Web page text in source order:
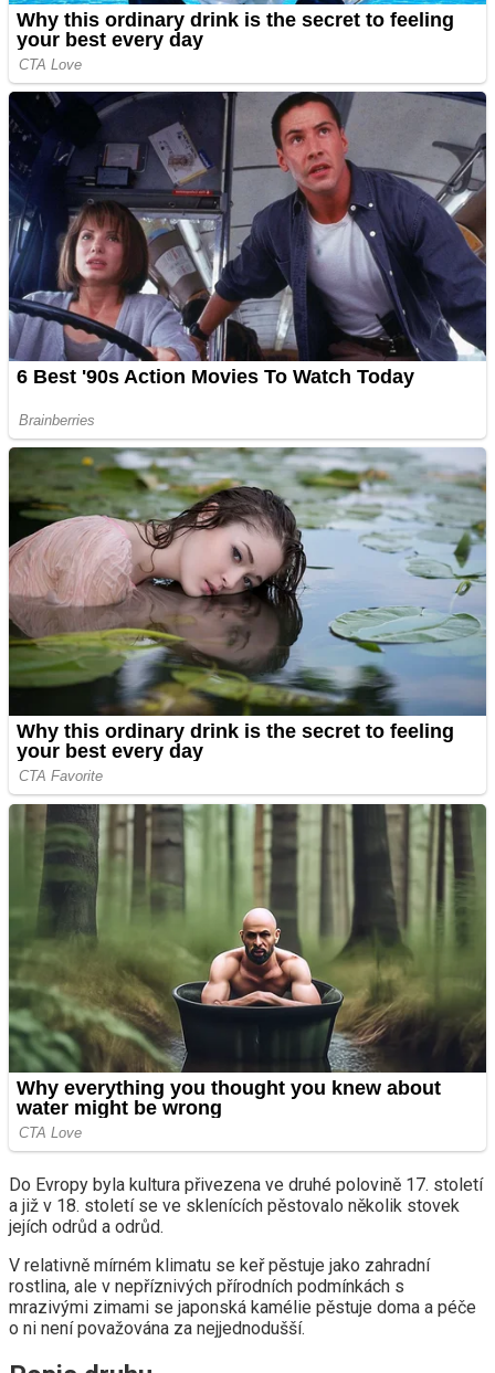
Do Evropy byla kultura přivezena ve druhé polovině 17. století
a již v 18. století se ve sklenících pěstovalo několik stovek
jejích odrůd a odrůd.
V relativně mírném klimatu se keř pěstuje jako zahradní
rostlina, ale v nepříznivých přírodních podmínkách s
mrazivými zimami se japonská kamélie pěstuje doma a péče
o ni není považována za nejjednodušší.